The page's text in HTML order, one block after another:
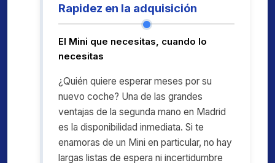
Rapidez en la adquisición
El Mini que necesitas, cuando lo
necesitas
¿Quién quiere esperar meses por su
nuevo coche? Una de las grandes
ventajas de la segunda mano en Madrid
es la disponibilidad inmediata. Si te
enamoras de un Mini en particular, no hay
largas listas de espera ni incertidumbre